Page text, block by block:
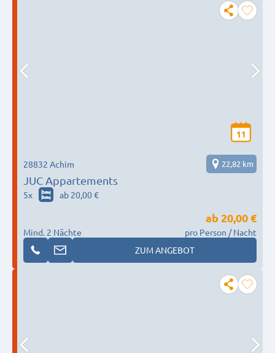
11
JUC Appartements
28832 Achim 22,82 km
5x ab 20,00 €
Mind. 2 Nächte
ab 20,00 €
pro Person / Nacht
ZUM ANGEBOT